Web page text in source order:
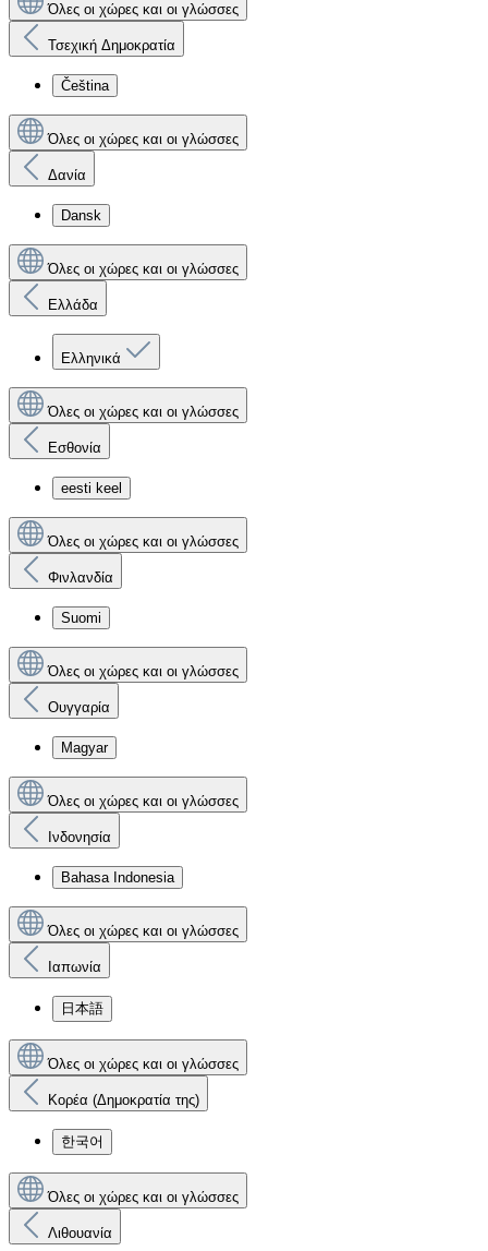
Όλες οι χώρες και οι γλώσσες
Τσεχική Δημοκρατία
Čeština
Όλες οι χώρες και οι γλώσσες
Δανία
Dansk
Όλες οι χώρες και οι γλώσσες
Ελλάδα
Ελληνικά
Όλες οι χώρες και οι γλώσσες
Εσθονία
eesti keel
Όλες οι χώρες και οι γλώσσες
Φινλανδία
Suomi
Όλες οι χώρες και οι γλώσσες
Ουγγαρία
Magyar
Όλες οι χώρες και οι γλώσσες
Ινδονησία
Bahasa Indonesia
Όλες οι χώρες και οι γλώσσες
Ιαπωνία
日本語
Όλες οι χώρες και οι γλώσσες
Κορέα (Δημοκρατία της)
한국어
Όλες οι χώρες και οι γλώσσες
Λιθουανία